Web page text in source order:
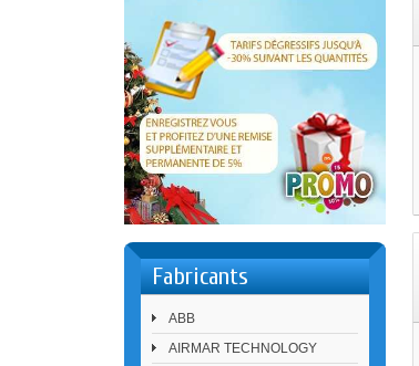
Fabricants
ABB
AIRMAR TECHNOLOGY